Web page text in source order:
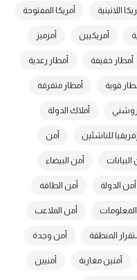
اللاتينية أمريكا المفتوحة
أمريكيين أمزميز
أمطار خفيفة أمطار رعدية
قوية أمطار متفرقة
أملاك الدولة
للناشئين أمن
البيانات أمن البيضاء
أمن الدولة أمن الطاقة
أمن الملاعب
المنطقة أمن وجدة
أمنين مغاربة أمنيين